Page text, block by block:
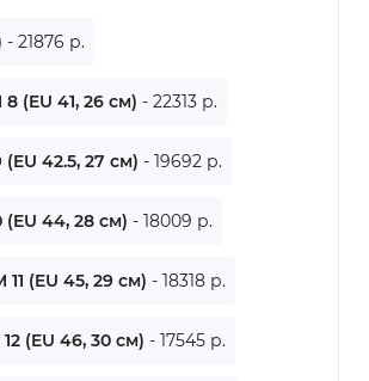
- 21876 р.
8 (EU 41, 26 см) - 22313 р.
(EU 42.5, 27 см) - 19692 р.
(EU 44, 28 см) - 18009 р.
11 (EU 45, 29 см) - 18318 р.
12 (EU 46, 30 см) - 17545 р.